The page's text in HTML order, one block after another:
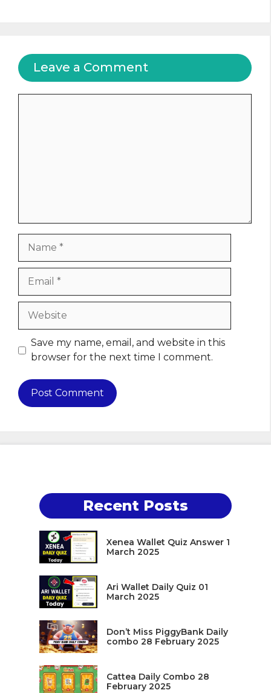
Leave a Comment
Website
Save my name, email, and website in this
browser for the next time I comment.
Recent Posts
Xenea Wallet Quiz Answer 1
March 2025
Ari Wallet Daily Quiz 01
March 2025
Don’t Miss PiggyBank Daily
combo 28 February 2025
Cattea Daily Combo 28
February 2025